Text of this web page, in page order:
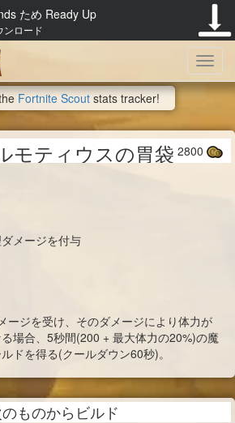
ため Ready Up
ンロード
Fortnite Scout stats tracker!
モティウスの胃袋 2800
メージを付与
ージを受け、そのダメージにより体力が
場合、5秒間(200 + 最大体力の20%)の魔
ドを得る(クールダウン60秒)。
ものからビルド